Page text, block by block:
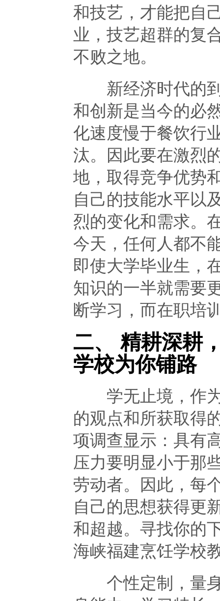
和技艺，才能把自
业，技艺超群的复
不败之地。
新经济时代的到
和创新是当今的必
化速度慢于餐饮行
汰。因此要在激烈
地，取得竞争优势
自己的技能水平以
烈的变化和需求。
今天，任何人都不
即使大学毕业生，
知识的一半就需要
断学习，而在职培
二、 精耕深耕
学校为你铺路
学无止境，作为
的观点和所获取得
项调查显示：具有
压力要明显小于那
劳动者。因此，每
自己的思想获得更
和超越。寻找你的
海峡福建烹饪学校
个性定制，量身